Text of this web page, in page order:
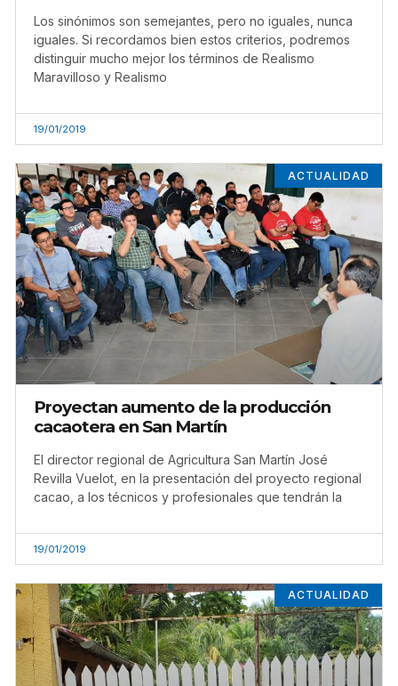
Los sinónimos son semejantes, pero no iguales, nunca
iguales. Si recordamos bien estos criterios, podremos
distinguir mucho mejor los términos de Realismo
Maravilloso y Realismo
19/01/2019
ACTUALIDAD
Proyectan aumento de la producción
cacaotera en San Martín
El director regional de Agricultura San Martín José
Revilla Vuelot, en la presentación del proyecto regional
cacao, a los técnicos y profesionales que tendrán la
19/01/2019
ACTUALIDAD